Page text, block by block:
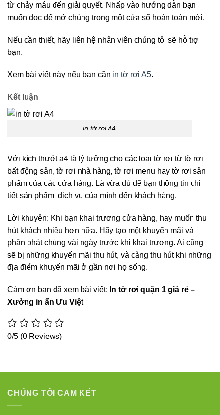
từ chảy máu đến giải quyết. Nhấp vào hướng dẫn bạn
muốn đọc để mở chúng trong một cửa sổ hoàn toàn mới.
Nếu cần thiết, hãy liên hệ nhân viên chúng tôi sẽ hỗ trợ
bạn.
Xem bài viết này nếu bạn cần in tờ rơi A5.
Kết luận
in tờ rơi A4
Với kích thướt a4 là lý tưởng cho các loại tờ rơi từ tờ rơi
bất động sản, tờ rơi nhà hàng, tờ rơi menu hay tờ rơi sản
phẩm của các cửa hàng. Là vừa đủ để bạn thông tin chi
tiết sản phẩm, dịch vụ của mình đến khách hàng.
Lời khuyên: Khi bạn khai trương cửa hàng, hay muốn thu
hút khách nhiều hơn nữa. Hãy tạo một khuyến mãi và
phân phát chúng vài ngày trước khi khai trương. Ai cũng
sẽ bị những khuyến mãi thu hút, và càng thu hút khi những
địa điểm khuyến mãi ở gần nơi họ sống.
Cảm ơn bạn đã xem bài viết: In tờ rơi quận 1 giá rẻ –
Xưởng in ấn Ưu Việt
0/5 (0 Reviews)
CHÚNG TÔI CAM KẾT